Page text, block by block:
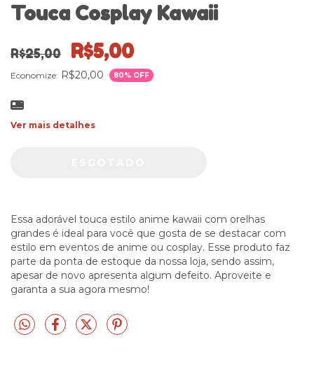
Touca Cosplay Kawaii
R$25,00 R$5,00
Economize: R$20,00 80% OFF
Ver mais detalhes
Essa adorável touca estilo anime kawaii com orelhas
grandes é ideal para você que gosta de se destacar com
estilo em eventos de anime ou cosplay. Esse produto faz
parte da ponta de estoque da nossa loja, sendo assim,
apesar de novo apresenta algum defeito. Aproveite e
garanta a sua agora mesmo!